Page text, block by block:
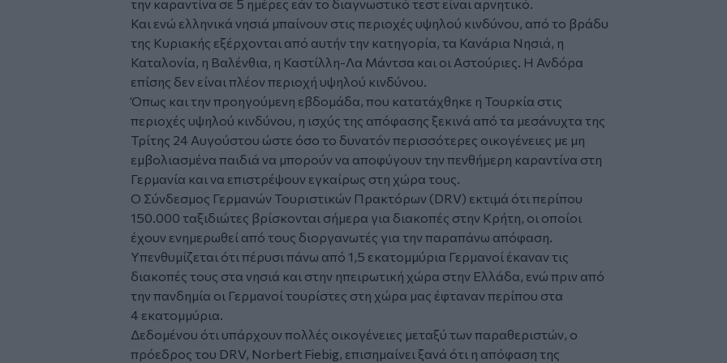
την καραντίνα σε 5 ημέρες εάν το διαγνωστικό τεστ είναι αρνητικό.
Και ενώ ελληνικά νησιά μπαίνουν στις περιοχές υψηλού κινδύνου, από το βράδυ
της Κυριακής εξέρχονται από αυτήν την κατηγορία, τα Κανάρια Νησιά, η
Καταλονία, η Βαλένθια, η Καστίλλη-Λα Μάντσα και οι Αστούριες. Η Ανδόρα
επίσης δεν είναι πλέον περιοχή υψηλού κινδύνου.
Όπως και την προηγούμενη εβδομάδα, που κατατάχθηκε η Τουρκία στις
περιοχές υψηλού κινδύνου, η ισχύς της απόφασης ξεκινά από τα μεσάνυχτα της
Τρίτης 24 Αυγούστου ώστε όσο το δυνατόν περισσότερες οικογένειες με μη
εμβολιασμένα παιδιά να μπορούν να αποφύγουν την πενθήμερη καραντίνα στη
Γερμανία και να επιστρέψουν εγκαίρως στη χώρα τους.
Ο Σύνδεσμος Γερμανών Τουριστικών Πρακτόρων (DRV) εκτιμά ότι περίπου
150.000 ταξιδιώτες βρίσκονται σήμερα για διακοπές στην Κρήτη, οι οποίοι
έχουν ενημερωθεί από τους διοργανωτές για την παραπάνω απόφαση.
Υπενθυμίζεται ότι πέρυσι πάνω από 1,5 εκατομμύρια Γερμανοί έκαναν τις
διακοπές τους στα νησιά και στην ηπειρωτική χώρα στην Ελλάδα, ενώ πριν από
την πανδημία οι Γερμανοί τουρίστες στη χώρα μας έφταναν περίπου στα
4 εκατομμύρια.
Δεδομένου ότι υπάρχουν πολλές οικογένειες μεταξύ των παραθεριστών, ο
πρόεδρος του DRV, Norbert Fiebig, επισημαίνει ξανά ότι η απόφαση της